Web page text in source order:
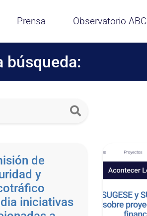
Prensa Observatorio ABC
búsqueda:
de
y
iniciativas